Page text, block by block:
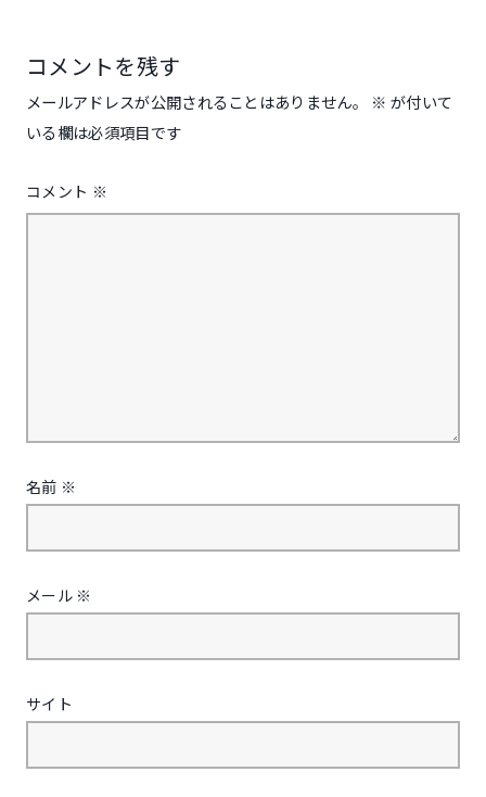
ン
コメントを残す
メールアドレスが公開されることはありません。 ※ が付いて
いる欄は必須項目です
コメント ※
名前 ※
メール ※
サイト